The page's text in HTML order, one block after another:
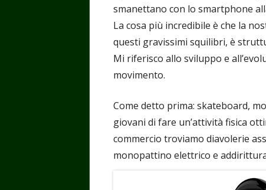
smanettano con lo smartphone
La cosa più incredibile è che la
questi gravissimi squilibri, è
Mi riferisco allo sviluppo e
movimento.
Come detto prima: skateboard,
giovani di fare un’attività fisica
commercio troviamo diavolerie
monopattino elettrico e